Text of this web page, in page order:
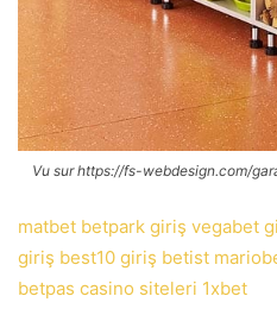
Vu sur https://fs-webdesign.com/
matbet betpark giriş vegabet
giriş best10 giriş betist
betpas casino siteleri 1xbet